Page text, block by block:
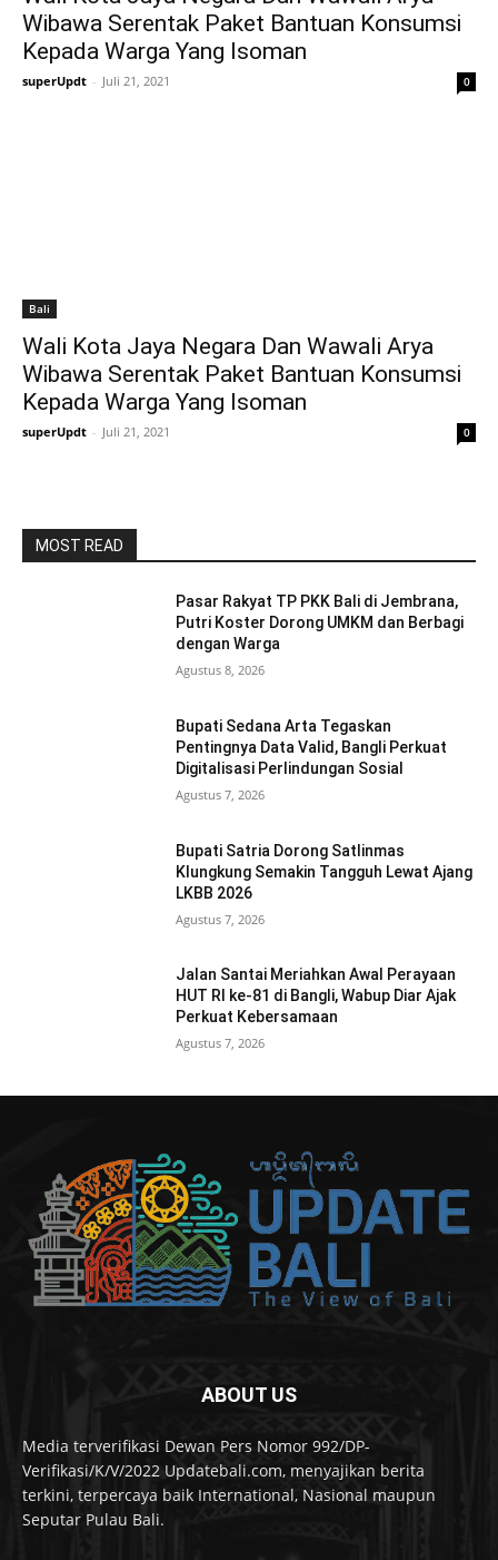
Wibawa Serentak Paket Bantuan Konsumsi
Kepada Warga Yang Isoman
superUpdt - Juli 21, 2021 0
Bali
Wali Kota Jaya Negara Dan Wawali Arya
Wibawa Serentak Paket Bantuan Konsumsi
Kepada Warga Yang Isoman
superUpdt - Juli 21, 2021 0
MOST READ
Pasar Rakyat TP PKK Bali di Jembrana,
Putri Koster Dorong UMKM dan Berbagi
dengan Warga
Agustus 8, 2026
Bupati Sedana Arta Tegaskan
Pentingnya Data Valid, Bangli Perkuat
Digitalisasi Perlindungan Sosial
Agustus 7, 2026
Bupati Satria Dorong Satlinmas
Klungkung Semakin Tangguh Lewat Ajang
LKBB 2026
Agustus 7, 2026
Jalan Santai Meriahkan Awal Perayaan
HUT RI ke-81 di Bangli, Wabup Diar Ajak
Perkuat Kebersamaan
Agustus 7, 2026
ABOUT US
Media terverifikasi Dewan Pers Nomor 992/DP-
Verifikasi/K/V/2022 Updatebali.com, menyajikan berita
terkini, terpercaya baik International, Nasional maupun
Seputar Pulau Bali.